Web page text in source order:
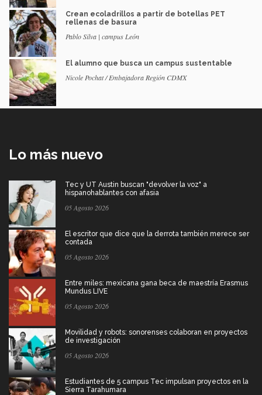
Crean ecoladrillos a partir de botellas PET
rellenas de basura
Pablo Silva | campus León
El alumno que busca un campus sustentable
Nicole Pochat / Embajadora Región CDMX
Lo más nuevo
Tec y UT Austin buscan "devolver la voz" a
hispanohablantes con afasia
05 Agosto 2026
El escritor que dice que la derrota también merece ser
contada
05 Agosto 2026
Entre miles: mexicana gana beca de maestría Erasmus
Mundus LIVE
05 Agosto 2026
Movilidad y robots: sonorenses colaboran en proyectos
de investigación
05 Agosto 2026
Estudiantes de 5 campus Tec impulsan proyectos en la
Sierra Tarahumara